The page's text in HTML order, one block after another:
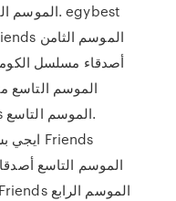
أصدقاء مسلسل
الموسم التاسع